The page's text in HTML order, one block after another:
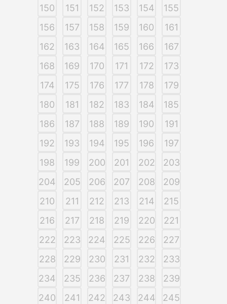
150
151 152 153 154
155
156
157 158 159 160
161
162
163 164 165 166
167
168
169 170 171 172
173
174
175 176 177 178
179
180
181 182 183 184
185
186
187 188 189 190
191
192
193 194 195 196
197
198
199 200 201 202
203
204
205 206 207 208
209
210
211 212 213 214
215
216
217 218 219 220
221
222
223 224 225 226
227
228
229 230 231 232
233
234
235 236 237 238
239
240
241 242 243 244
245